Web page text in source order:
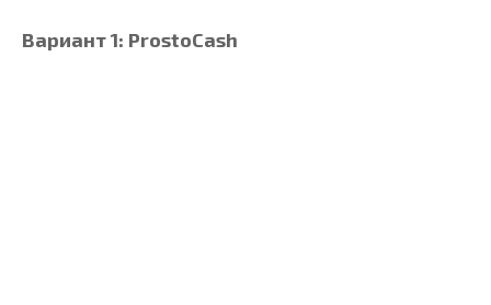
Вариант 1: ProstoCash